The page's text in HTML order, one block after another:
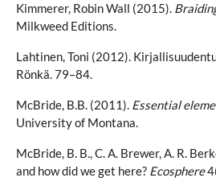
Kimmerer, Robin Wall (2015).
Milkweed Editions.
Lahtinen, Toni (2012).
Rönkä. 79–84.
McBride, B.B. (2011). Essential
University of Montana.
McBride, B. B., C. A. Brewer, A. R.
and how did we get here? Ecosphere